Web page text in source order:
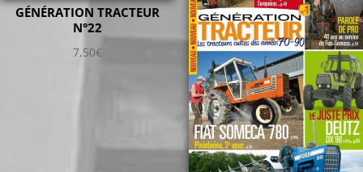
GÉNÉRATION TRACTEUR
N°22
7,50€